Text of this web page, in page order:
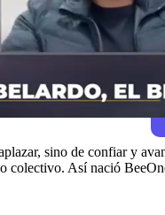
sino de confiar y
Así nació